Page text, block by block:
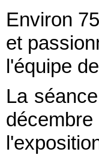
Environ
et
l'équipe
La